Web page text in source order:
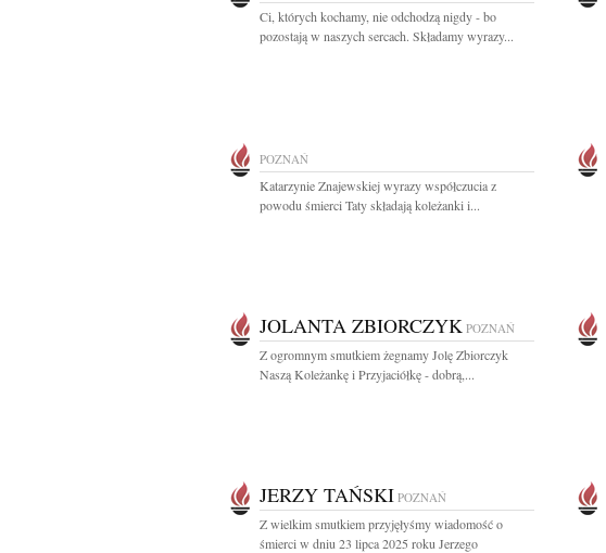
Ci, których kochamy, nie odchodzą nigdy - bo
pozostają w naszych sercach. Składamy wyrazy...
POZNAŃ
Katarzynie Znajewskiej wyrazy współczucia z
powodu śmierci Taty składają koleżanki i...
JOLANTA ZBIORCZYK POZNAŃ
Z ogromnym smutkiem żegnamy Jolę Zbiorczyk
Naszą Koleżankę i Przyjaciółkę - dobrą,...
JERZY TAŃSKI POZNAŃ
Z wielkim smutkiem przyjęłyśmy wiadomość o
śmierci w dniu 23 lipca 2025 roku Jerzego